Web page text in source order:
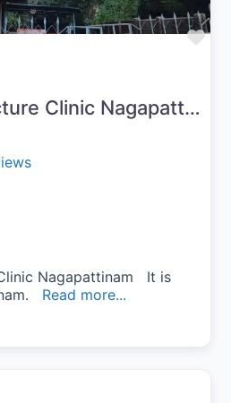
Nalam Acupuncture Clinic Nagapattinam
Nagapattinam It is
Read more...